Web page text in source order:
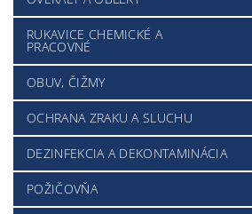
RUKAVICE CHEMICKÉ A
PRACOVNÉ
OBUV, ČIŽMY
OCHRANA ZRAKU A SLUCHU
DEZINFEKCIA A DEKONTAMINÁCIA
POŽIČOVŇA